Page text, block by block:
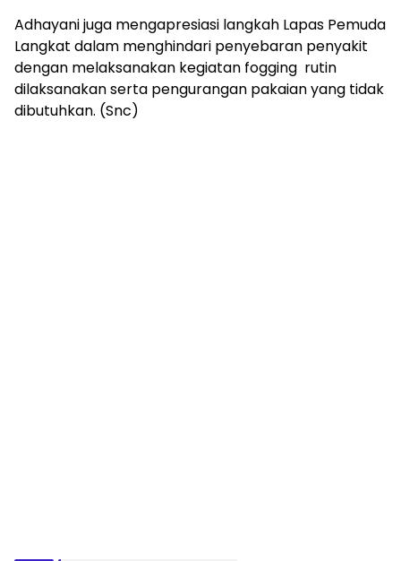
Adhayani juga mengapresiasi langkah Lapas Pemuda
Langkat dalam menghindari penyebaran penyakit
dengan melaksanakan kegiatan fogging rutin
dilaksanakan serta pengurangan pakaian yang tidak
dibutuhkan. (Snc)